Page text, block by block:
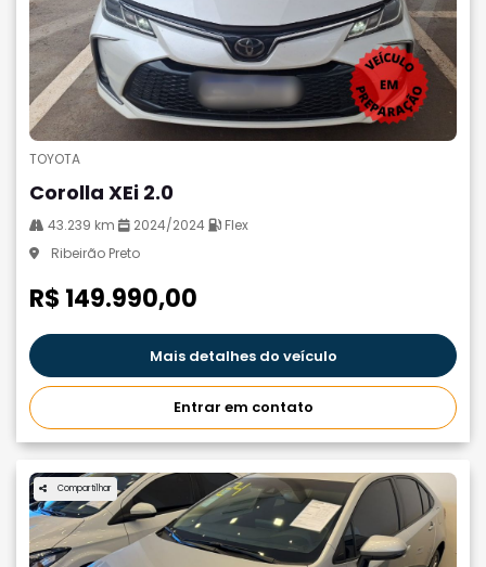
TOYOTA
Corolla XEi 2.0
43.239 km 2024/2024
Flex
Ribeirão Preto
R$ 149.990,00
Mais detalhes do veículo
Entrar em contato
Compartilhar